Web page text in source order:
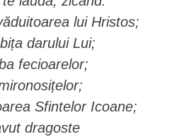
lui Hristos;
darului Lui;
fecioarelor;
Sfintelor Icoane;
dragoste